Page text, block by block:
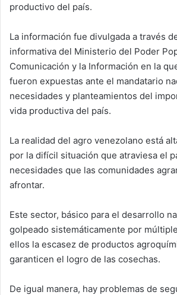
productivo del país.
La información fue divulgada a través
informativa del Ministerio del Poder
Comunicación y la Información en la
fueron expuestas ante el mandatario
necesidades y planteamientos del
vida productiva del país.
La realidad del agro venezolano está
por la difícil situación que atraviesa el
necesidades que las comunidades
afrontar.
Este sector, básico para el desarrollo
golpeado sistemáticamente por
ellos la escasez de productos
garanticen el logro de las cosechas.
De igual manera, hay problemas de